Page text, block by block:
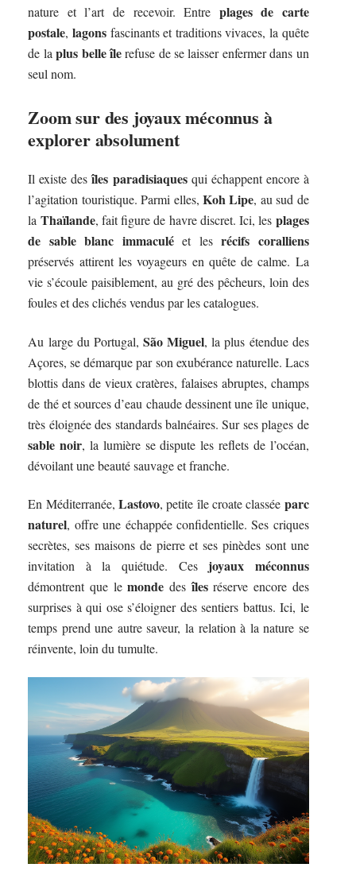
nature et l’art de recevoir. Entre plages de carte
postale, lagonsfascinants et traditions vivaces, la quête
de laplus belle îlerefuse de se laisser enfermer dans un
seul nom.
Zoom sur des joyaux méconnus à
explorer absolument
Il existe desîles paradisiaquesqui échappent encore à
l’agitation touristique. Parmi elles, Koh Lipe, au sud de
la Thaïlande, fait figure de havre discret. Ici, les plages
de sable blanc immaculéet lesrécifs coralliens
préservés attirent les voyageurs en quête de calme. La
vie s’écoule paisiblement, au gré des pêcheurs, loin des
foules et des clichés vendus par les catalogues.
Au large du Portugal, São Miguel, la plus étendue des
Açores, se démarque par son exubérance naturelle. Lacs
blottis dans de vieux cratères, falaises abruptes, champs
de thé et sources d’eau chaude dessinent une île unique,
très éloignée des standards balnéaires. Sur ses plages de
sable noir, la lumière se dispute les reflets de l’océan,
dévoilant une beauté sauvage et franche.
En Méditerranée,Lastovo, petite île croate classée parc
naturel, offre une échappée confidentielle. Ses criques
secrètes, ses maisons de pierre et ses pinèdes sont une
invitation à la quiétude. Ces joyaux méconnus
démontrent que lemonde desîlesréserve encore des
surprises à qui ose s’éloigner des sentiers battus. Ici, le
temps prend une autre saveur, la relation à la nature se
réinvente, loin du tumulte.